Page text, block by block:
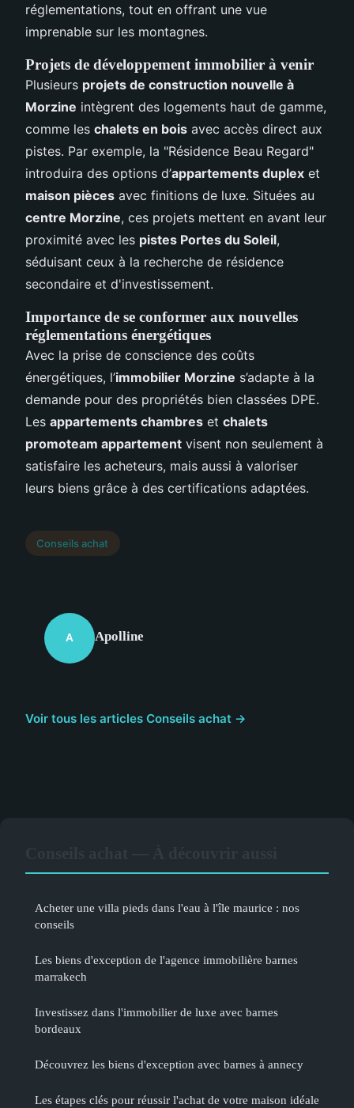
réglementations, tout en offrant une vue
imprenable sur les montagnes.
Projets de développement immobilier à venir
Plusieurs projets de construction nouvelle à
Morzine intègrent des logements haut de gamme,
comme les chalets en bois avec accès direct aux
pistes. Par exemple, la "Résidence Beau Regard"
introduira des options d’appartements duplex et
maison pièces avec finitions de luxe. Situées au
centre Morzine, ces projets mettent en avant leur
proximité avec les pistes Portes du Soleil,
séduisant ceux à la recherche de résidence
secondaire et d'investissement.
Importance de se conformer aux nouvelles
réglementations énergétiques
Avec la prise de conscience des coûts
énergétiques, l’immobilier Morzine s’adapte à la
demande pour des propriétés bien classées DPE.
Les appartements chambres et chalets
promoteam appartement visent non seulement à
satisfaire les acheteurs, mais aussi à valoriser
leurs biens grâce à des certifications adaptées.
Conseils achat
A Apolline
Voir tous les articles Conseils achat →
Acheter une villa pieds dans l'eau à l'île maurice : nos
conseils
Les biens d'exception de l'agence immobilière barnes
marrakech
Investissez dans l'immobilier de luxe avec barnes
bordeaux
Découvrez les biens d'exception avec barnes à annecy
Les étapes clés pour réussir l'achat de votre maison idéale